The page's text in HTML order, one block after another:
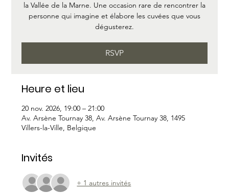
la Vallée de la Marne. Une occasion rare de rencontrer la
personne qui imagine et élabore les cuvées que vous
dégusterez.
RSVP
Heure et lieu
20 nov. 2026, 19:00 – 21:00
Av. Arsène Tournay 38, Av. Arsène Tournay 38, 1495
Villers-la-Ville, Belgique
Invités
+ 1 autres invités